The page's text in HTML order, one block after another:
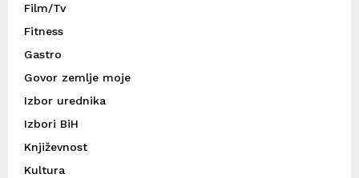
Film/Tv
Fitness
Gastro
Govor zemlje moje
Izbor urednika
Izbori BiH
Književnost
Kultura